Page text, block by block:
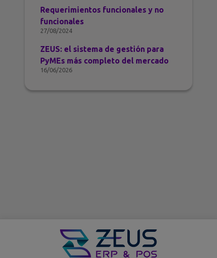
Requerimientos funcionales y no
funcionales
27/08/2024
ZEUS: el sistema de gestión para
PyMEs más completo del mercado
16/06/2026